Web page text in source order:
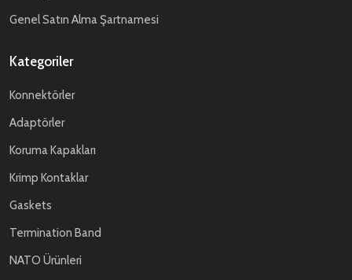
Genel Satın Alma Şartnamesi
Kategoriler
Konnektörler
Adaptörler
Koruma Kapakları
Krimp Kontaklar
Gaskets
Termination Band
NATO Ürünleri